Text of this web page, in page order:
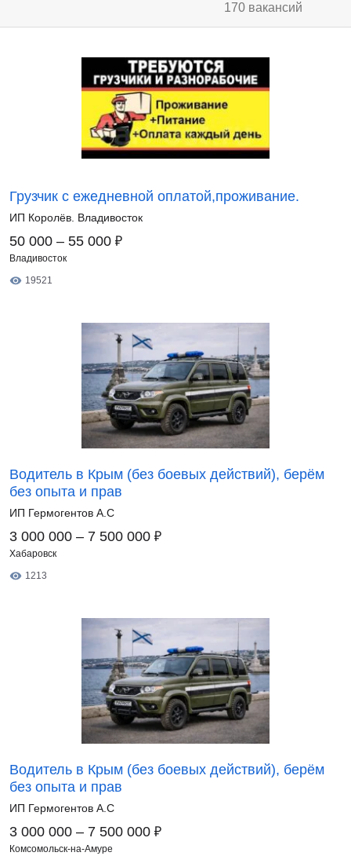
170 вакансий
Грузчик с ежедневной оплатой,проживание.
ИП Королёв. Владивосток
50 000 – 55 000 ₽
Владивосток
19521
Водитель в Крым (без боевых действий), берём
без опыта и прав
ИП Гермогентов А.С
3 000 000 – 7 500 000 ₽
Хабаровск
1213
Водитель в Крым (без боевых действий), берём
без опыта и прав
ИП Гермогентов А.С
3 000 000 – 7 500 000 ₽
Комсомольск-на-Амуре